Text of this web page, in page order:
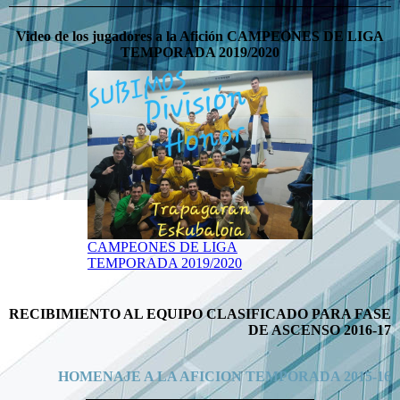
Video de los jugadores a la Afición CAMPEONES DE LIGA
TEMPORADA 2019/2020
CAMPEONES DE LIGA
TEMPORADA 2019/2020
RECIBIMIENTO AL EQUIPO CLASIFICADO PARA FASE
DE ASCENSO 2016-17
HOMENAJE A LA AFICION TEMPORADA 2015-16